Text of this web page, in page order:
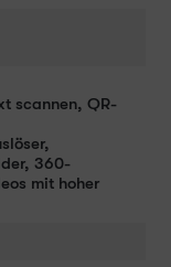
scannen, QR-
360-
mit hoher